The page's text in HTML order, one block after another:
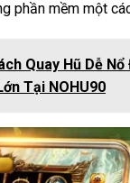
phần mềm một
Quay Hũ Dễ
Tại NOHU90